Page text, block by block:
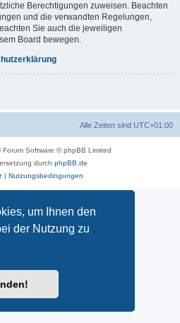
um Ihnen den
der Nutzung zu
Berechtigungen zuweisen. Beachten
und die verwandten Regelungen,
Sie auch die jeweiligen
Board bewegen.
Alle Zeiten sind UTC+01:00
Forum Software © phpBB Limited
durch phpBB.de
| Nutzungsbedingungen